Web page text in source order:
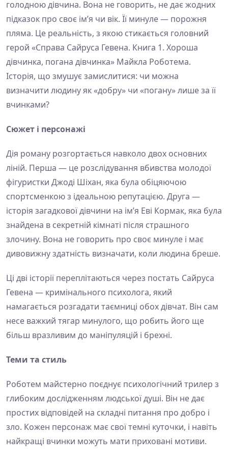
голодною дівчина. Вона не говорить, не дає жодних
підказок про своє ім’я чи вік. Її минуле — порожня
пляма. Це реальність, з якою стикається головний
герой «Справа Сайруса Гевена. Книга 1. Хороша
дівчинка, погана дівчинка» Майкла Роботема.
Історія, що змушує замислитися: чи можна
визначити людину як «добру» чи «погану» лише за її
вчинками?
Сюжет і персонажі
Дія роману розгортається навколо двох основних
ліній. Перша — це розслідування вбивства молодої
фігуристки Джоді Шіхан, яка була обіцяючою
спортсменкою з ідеальною репутацією. Друга —
історія загадкової дівчини на ім’я Еві Кормак, яка була
знайдена в секретній кімнаті після страшного
злочину. Вона не говорить про своє минуле і має
дивовижну здатність визначати, коли людина бреше.
Ці дві історії переплітаються через постать Сайруса
Гевена — кримінального психолога, який
намагається розгадати таємниці обох дівчат. Він сам
несе важкий тягар минулого, що робить його ще
більш вразливим до маніпуляцій і брехні.
Теми та стиль
Роботем майстерно поєднує психологічний трилер з
глибоким дослідженням людської душі. Він не дає
простих відповідей на складні питання про добро і
зло. Кожен персонаж має свої темні куточки, і навіть
найкращі вчинки можуть мати приховані мотиви.